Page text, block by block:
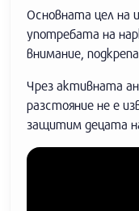
Основната цел на
употребата на
внимание,
Чрез активната
разстояние не е
защитим децата